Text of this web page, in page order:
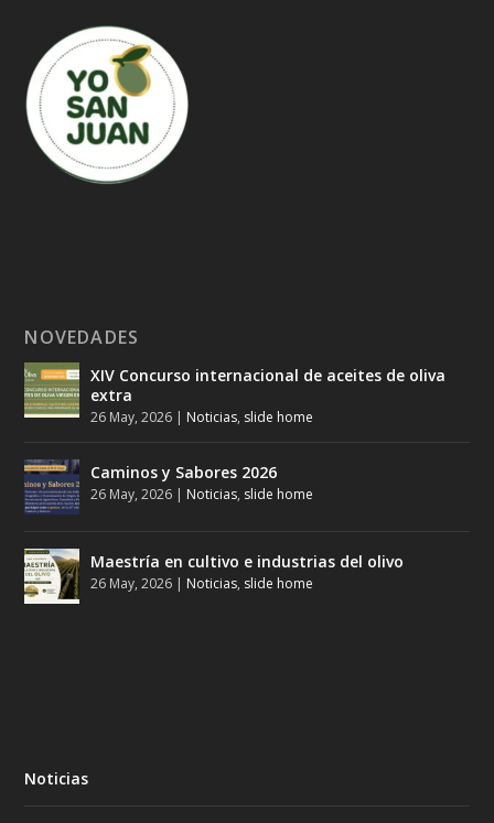
NOVEDADES
XIV Concurso internacional de aceites de oliva
extra
26 May, 2026 | Noticias, slide home
Caminos y Sabores 2026
26 May, 2026 | Noticias, slide home
Maestría en cultivo e industrias del olivo
26 May, 2026 | Noticias, slide home
Noticias